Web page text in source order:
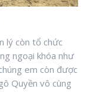
lý còn tổ chức
ngoại khóa như
em còn được
Quyền vô cùng